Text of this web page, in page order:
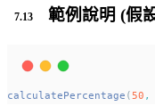
範例說明 (假
calculatePercentage ( 50 ,